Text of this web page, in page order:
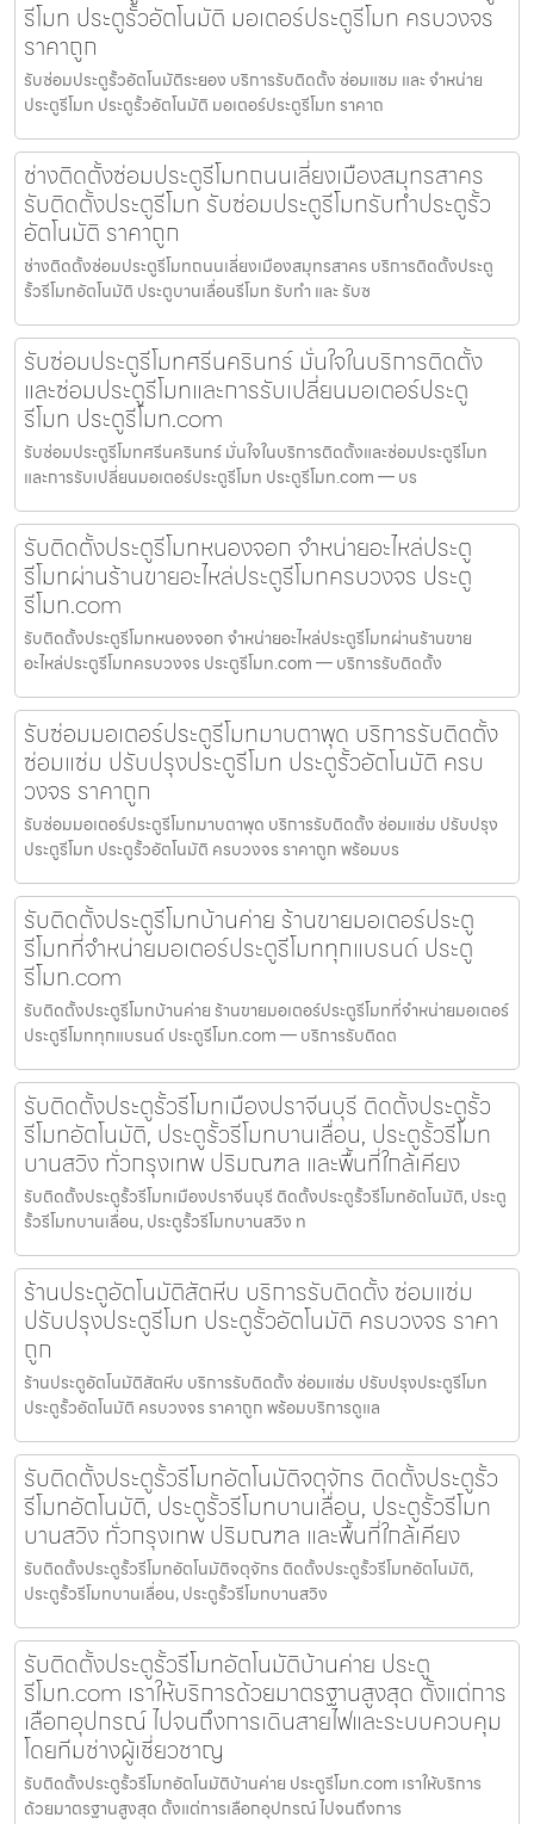
รีโมท ประตูรั้วอัตโนมัติ มอเตอร์ประตูรีโมท ครบวงจร
ราคาถูก
รับซ่อมประตูรั้วอัตโนมัติระยอง บริการรับติดตั้ง ซ่อมแซม และ จำหน่าย
ประตูรีโมท ประตูรั้วอัตโนมัติ มอเตอร์ประตูรีโมท ราคาถ
ช่างติดตั้งซ่อมประตูรีโมทถนนเลี่ยงเมืองสมุทรสาคร
รับติดตั้งประตูรีโมท รับซ่อมประตูรีโมทรับทำประตูรั้ว
อัตโนมัติ ราคาถูก
ช่างติดตั้งซ่อมประตูรีโมทถนนเลี่ยงเมืองสมุทรสาคร บริการติดตั้งประตู
รั้วรีโมทอัตโนมัติ ประตูบานเลื่อนรีโมท รับทำ และ รับซ
รับซ่อมประตูรีโมทศรีนครินทร์ มั่นใจในบริการติดตั้ง
และซ่อมประตูรีโมทและการรับเปลี่ยนมอเตอร์ประตู
รีโมท ประตูรีโมท.com
รับซ่อมประตูรีโมทศรีนครินทร์ มั่นใจในบริการติดตั้งและซ่อมประตูรีโมท
และการรับเปลี่ยนมอเตอร์ประตูรีโมท ประตูรีโมท.com — บร
รับติดตั้งประตูรีโมทหนองจอก จำหน่ายอะไหล่ประตู
รีโมทผ่านร้านขายอะไหล่ประตูรีโมทครบวงจร ประตู
รีโมท.com
รับติดตั้งประตูรีโมทหนองจอก จำหน่ายอะไหล่ประตูรีโมทผ่านร้านขาย
อะไหล่ประตูรีโมทครบวงจร ประตูรีโมท.com — บริการรับติดตั้ง
รับซ่อมมอเตอร์ประตูรีโมทมาบตาพุด บริการรับติดตั้ง
ซ่อมแซ่ม ปรับปรุงประตูรีโมท ประตูรั้วอัตโนมัติ ครบ
วงจร ราคาถูก
รับซ่อมมอเตอร์ประตูรีโมทมาบตาพุด บริการรับติดตั้ง ซ่อมแซ่ม ปรับปรุง
ประตูรีโมท ประตูรั้วอัตโนมัติ ครบวงจร ราคาถูก พร้อมบร
รับติดตั้งประตูรีโมทบ้านค่าย ร้านขายมอเตอร์ประตู
รีโมทที่จำหน่ายมอเตอร์ประตูรีโมททุกแบรนด์ ประตู
รีโมท.com
รับติดตั้งประตูรีโมทบ้านค่าย ร้านขายมอเตอร์ประตูรีโมทที่จำหน่ายมอเตอร์
ประตูรีโมททุกแบรนด์ ประตูรีโมท.com — บริการรับติดต
รับติดตั้งประตูรั้วรีโมทเมืองปราจีนบุรี ติดตั้งประตูรั้ว
รีโมทอัตโนมัติ, ประตูรั้วรีโมทบานเลื่อน, ประตูรั้วรีโมท
บานสวิง ทั่วกรุงเทพ ปริมณฑล และพื้นที่ใกล้เคียง
รับติดตั้งประตูรั้วรีโมทเมืองปราจีนบุรี ติดตั้งประตูรั้วรีโมทอัตโนมัติ, ประตู
รั้วรีโมทบานเลื่อน, ประตูรั้วรีโมทบานสวิง ท
ร้านประตูอัตโนมัติสัตหีบ บริการรับติดตั้ง ซ่อมแซ่ม
ปรับปรุงประตูรีโมท ประตูรั้วอัตโนมัติ ครบวงจร ราคา
ถูก
ร้านประตูอัตโนมัติสัตหีบ บริการรับติดตั้ง ซ่อมแซ่ม ปรับปรุงประตูรีโมท
ประตูรั้วอัตโนมัติ ครบวงจร ราคาถูก พร้อมบริการดูแล
รับติดตั้งประตูรั้วรีโมทอัตโนมัติจตุจักร ติดตั้งประตูรั้ว
รีโมทอัตโนมัติ, ประตูรั้วรีโมทบานเลื่อน, ประตูรั้วรีโมท
บานสวิง ทั่วกรุงเทพ ปริมณฑล และพื้นที่ใกล้เคียง
รับติดตั้งประตูรั้วรีโมทอัตโนมัติจตุจักร ติดตั้งประตูรั้วรีโมทอัตโนมัติ,
ประตูรั้วรีโมทบานเลื่อน, ประตูรั้วรีโมทบานสวิง
รับติดตั้งประตูรั้วรีโมทอัตโนมัติบ้านค่าย ประตู
รีโมท.com เราให้บริการด้วยมาตรฐานสูงสุด ตั้งแต่การ
เลือกอุปกรณ์ ไปจนถึงการเดินสายไฟและระบบควบคุม
โดยทีมช่างผู้เชี่ยวชาญ
รับติดตั้งประตูรั้วรีโมทอัตโนมัติบ้านค่าย ประตูรีโมท.com เราให้บริการ
ด้วยมาตรฐานสูงสุด ตั้งแต่การเลือกอุปกรณ์ ไปจนถึงการ